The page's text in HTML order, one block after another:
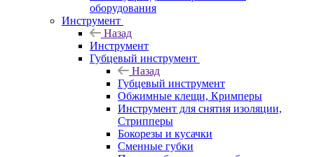
оборудования
Инструмент
Назад
Инструмент
Губцевый инструмент
Назад
Губцевый инструмент
Обжимные клещи, Кримперы
Инструмент для снятия изоляции,
Стрипперы
Бокорезы и кусачки
Сменные губки